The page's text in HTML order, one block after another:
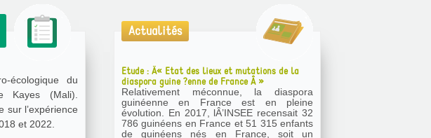
écologique du
(Mali).
sur l’expérience
et 2022.
Actualités
Etude : Â« Etat des lieux et mutations de la
diaspora guine ?enne de France Â »
Relativement méconnue, la diaspora
guinéenne en France est en pleine
évolution. En 2017, lÂ’INSEE recensait 32
786 guinéens en France et 51 315 enfants
de guinéens nés en France, soit un